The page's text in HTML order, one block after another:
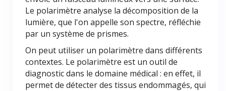
Le polarimètre analyse la décomposition de la
lumière, que l'on appelle son spectre, réfléchie
par un système de prismes.
On peut utiliser un polarimètre dans différents
contextes. Le polarimètre est un outil de
diagnostic dans le domaine médical : en effet, il
permet de détecter des tissus endommagés, qui